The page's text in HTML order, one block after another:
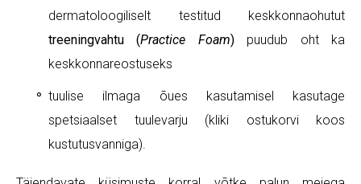
dermatoloogiliselt testitud keskkonnaohutut
treeningvahtu (Practice Foam) puudub oht ka
keskkonnareostuseks
tuulise ilmaga õues kasutamisel kasutage
spetsiaalset tuulevarju (kliki ostukorvi koos
kustutusvanniga).